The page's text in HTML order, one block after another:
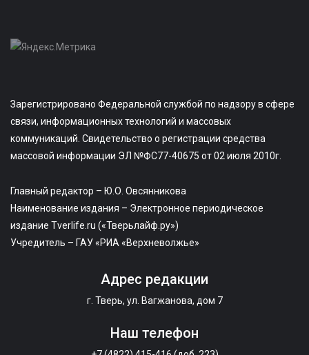
Зарегистрировано Федеральной службой по надзору в сфере
связи, информационных технологий и массовых
коммуникаций. Свидетельство о регистрации средства
массовой информации ЭЛ №ФС77-40675 от 02 июля 2010г.
Главный редактор – Ю.О. Овсянникова
Наименование издания – Электронное периодическое
издание Tverlife.ru («Тверьлайф.ру»)
Учредитель – ГАУ «РИА «Верхневолжье»
Адрес редакции
г. Тверь, ул. Вагжанова, дом 7
Наш телефон